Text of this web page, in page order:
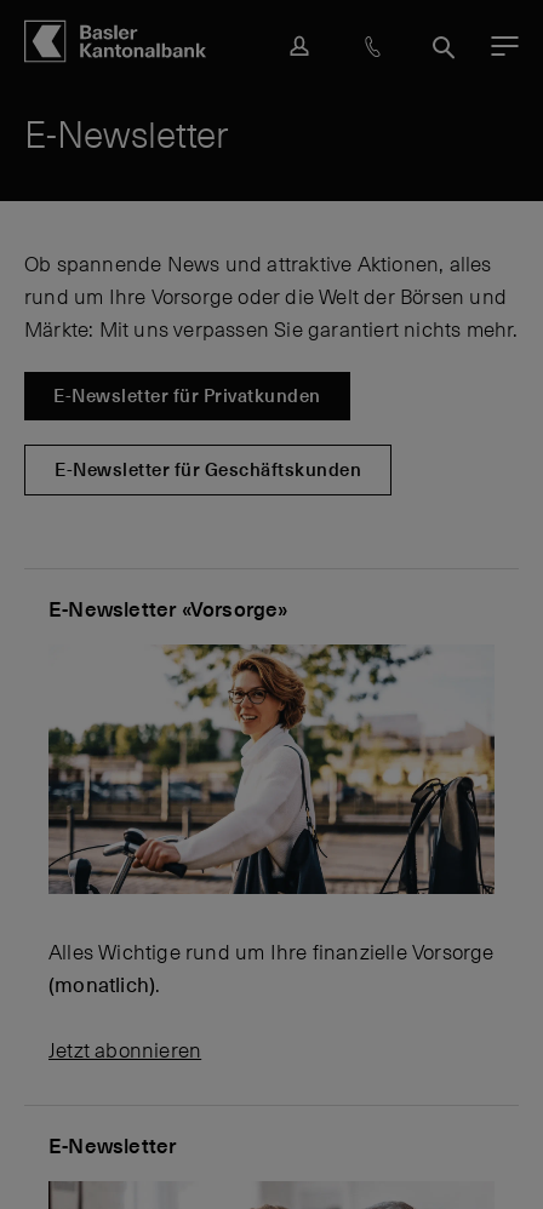
Hauptbereich
Inhalt
navigation
Suche
M
L
H
n
t
a
S
E-Newsletter
Ob spannende News und attraktive Aktionen, alles
rund um Ihre Vorsorge oder die Welt der Börsen und
Märkte: Mit uns verpassen Sie garantiert nichts mehr.
E-Newsletter für Privatkunden
E-Newsletter für Geschäftskunden
E-Newsletter «Vorsorge»
Alles Wichtige rund um Ihre finanzielle Vorsorge
(monatlich).
Jetzt abonnieren
E-Newsletter